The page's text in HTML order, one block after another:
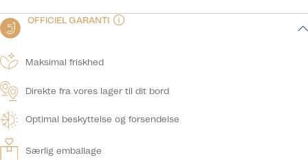
OFFICIEL GARANTI
Maksimal friskhed
Direkte fra vores lager til dit bord
Optimal beskyttelse og forsendelse
Særlig emballage